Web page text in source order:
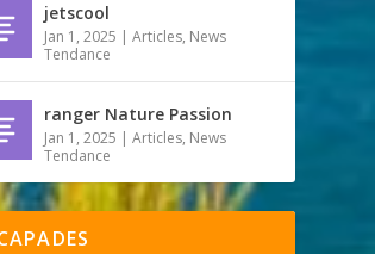
jetscool
Jan 1, 2025 |Articles, News
Tendance
ranger Nature Passion
Jan 1, 2025 |Articles, News
Tendance